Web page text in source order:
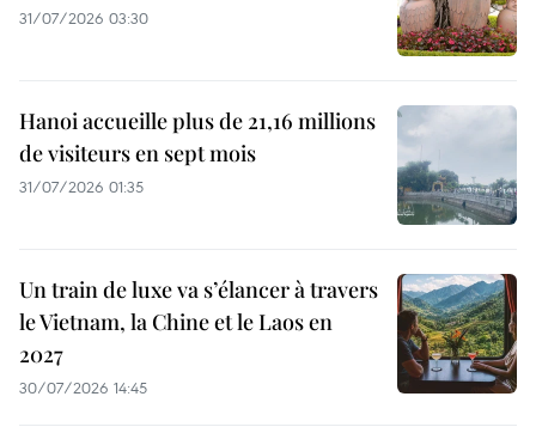
31/07/2026 03:30
Hanoi accueille plus de 21,16 millions
de visiteurs en sept mois ​
31/07/2026 01:35
Un train de luxe va s’élancer à travers
le Vietnam, la Chine et le Laos en
2027
30/07/2026 14:45